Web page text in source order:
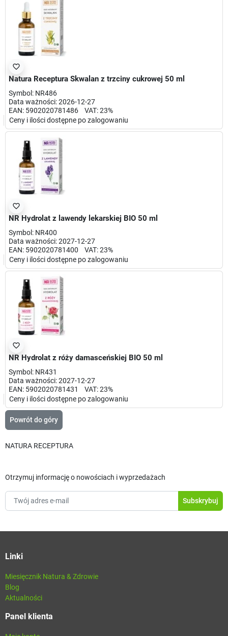
favorite_border
Natura Receptura Skwalan z trzciny cukrowej 50 ml
Symbol: NR486
Data ważności: 2026-12-27
EAN: 5902020781486 VAT: 23%
Ceny i ilości dostępne po zalogowaniu
favorite_border
NR Hydrolat z lawendy lekarskiej BIO 50 ml
Symbol: NR400
Data ważności: 2027-12-27
EAN: 5902020781400 VAT: 23%
Ceny i ilości dostępne po zalogowaniu
favorite_border
NR Hydrolat z róży damasceńskiej BIO 50 ml
Symbol: NR431
Data ważności: 2027-12-27
EAN: 5902020781431 VAT: 23%
Ceny i ilości dostępne po zalogowaniu
Powrót do góry
NATURA RECEPTURA
Otrzymuj informację o nowościach i wyprzedażach
Linki
Miesięcznik Natura & Zdrowie
Blog
Aktualności
Panel klienta